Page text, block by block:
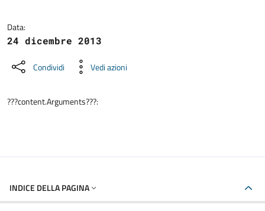
Data:
24 dicembre 2013
Condividi Vedi azioni
???content.Arguments???:
INDICE DELLA PAGINA